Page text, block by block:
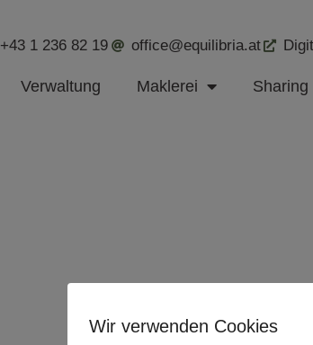
+43 1 236 82 19 office@equilibria.at
Verwaltung Maklerei Sharing
Wir verwenden Cookies